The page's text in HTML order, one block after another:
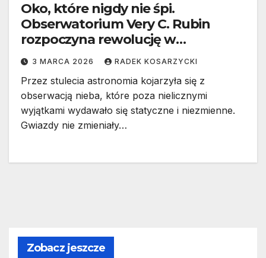
Oko, które nigdy nie śpi.
Obserwatorium Very C. Rubin
rozpoczyna rewolucję w
astronomii
3 MARCA 2026 RADEK KOSARZYCKI
Przez stulecia astronomia kojarzyła się z
obserwacją nieba, które poza nielicznymi
wyjątkami wydawało się statyczne i niezmienne.
Gwiazdy nie zmieniały…
Zobacz jeszcze